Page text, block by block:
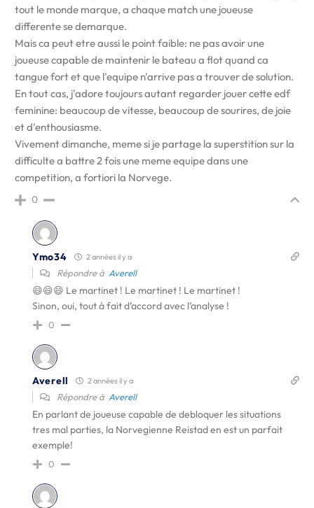
tout le monde marque, a chaque match une joueuse
differente se demarque.
Mais ca peut etre aussi le point faible: ne pas avoir une
joueuse capable de maintenir le bateau a flot quand ca
tangue fort et que l'equipe n'arrive pas a trouver de solution.
En tout cas, j'adore toujours autant regarder jouer cette edf
feminine: beaucoup de vitesse, beaucoup de sourires, de joie
et d'enthousiasme.
Vivement dimanche, meme si je partage la superstition sur la
difficulte a battre 2 fois une meme equipe dans une
competition, a fortiori la Norvege.
0
Ymo34 2 années il y a
Répondre à Averell
😄😄😄 Le martinet ! Le martinet ! Le martinet !
Sinon, oui, tout à fait d’accord avec l’analyse !
0
Averell 2 années il y a
Répondre à Averell
En parlant de joueuse capable de debloquer les situations
tres mal parties, la Norvegienne Reistad en est un parfait
exemple!
0